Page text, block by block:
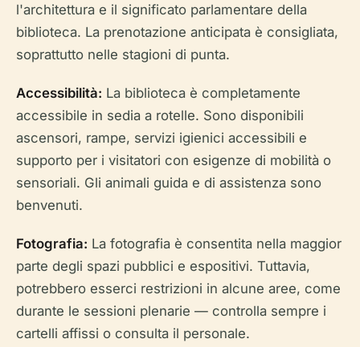
l'architettura e il significato parlamentare della
biblioteca. La prenotazione anticipata è consigliata,
soprattutto nelle stagioni di punta.
Accessibilità: La biblioteca è completamente
accessibile in sedia a rotelle. Sono disponibili
ascensori, rampe, servizi igienici accessibili e
supporto per i visitatori con esigenze di mobilità o
sensoriali. Gli animali guida e di assistenza sono
benvenuti.
Fotografia: La fotografia è consentita nella maggior
parte degli spazi pubblici e espositivi. Tuttavia,
potrebbero esserci restrizioni in alcune aree, come
durante le sessioni plenarie — controlla sempre i
cartelli affissi o consulta il personale.